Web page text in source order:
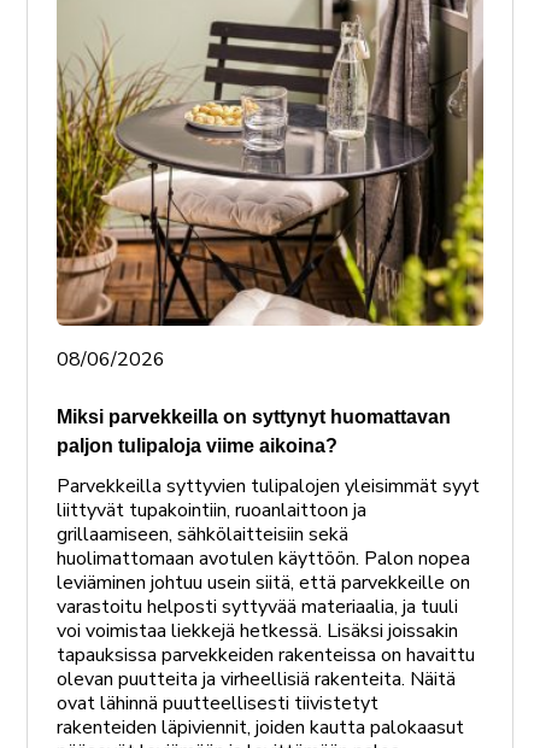
08/06/2026
Miksi parvekkeilla on syttynyt huomattavan
paljon tulipaloja viime aikoina?
Parvekkeilla syttyvien tulipalojen yleisimmät syyt
liittyvät tupakointiin, ruoanlaittoon ja
grillaamiseen, sähkölaitteisiin sekä
huolimattomaan avotulen käyttöön. Palon nopea
leviäminen johtuu usein siitä, että parvekkeille on
varastoitu helposti syttyvää materiaalia, ja tuuli
voi voimistaa liekkejä hetkessä. Lisäksi joissakin
tapauksissa parvekkeiden rakenteissa on havaittu
olevan puutteita ja virheellisiä rakenteita. Näitä
ovat lähinnä puutteellisesti tiivistetyt
rakenteiden läpiviennit, joiden kautta palokaasut